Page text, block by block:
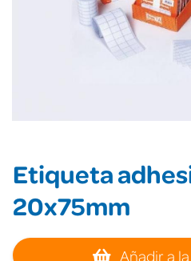
Etiqueta
20x75mm
Añadir a